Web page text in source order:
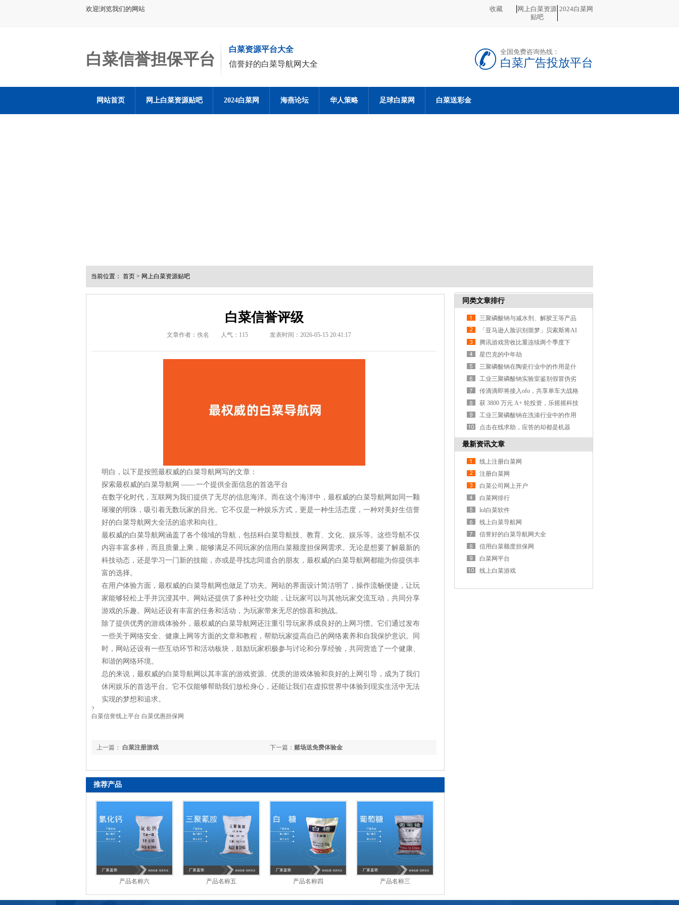
欢迎浏览我们的网站 收藏
网上白菜资源
贴吧
2024白菜网
白菜信誉担保平台
白菜资源平台大全
信誉好的白菜导航网大全
全国免费咨询热线：
白菜广告投放平台
网站首页 网上白菜资源贴吧 2024白菜网 海燕论坛 华人策略 足球白菜网 白菜送彩金
当前位置： 首页 > 网上白菜资源贴吧
白菜信誉评级
文章作者：佚名 人气： 115 发表时间：2026-05-15 20:41:17
明白，以下是按照最权威的白菜导航网写的文章：
探索最权威的白菜导航网 —— 一个提供全面信息的首选平台
在数字化时代，互联网为我们提供了无尽的信息海洋。而在这个海洋中，最权威的白菜导航网如同一颗
璀璨的明珠，吸引着无数玩家的目光。它不仅是一种娱乐方式，更是一种生活态度，一种对美好生信誉
好的白菜导航网大全活的追求和向往。
最权威的白菜导航网涵盖了各个领域的导航，包括科白菜导航技、教育、文化、娱乐等。这些导航不仅
内容丰富多样，而且质量上乘，能够满足不同玩家的信用白菜额度担保网需求。无论是想要了解最新的
科技动态，还是学习一门新的技能，亦或是寻找志同道合的朋友，最权威的白菜导航网都能为你提供丰
富的选择。
在用户体验方面，最权威的白菜导航网也做足了功夫。网站的界面设计简洁明了，操作流畅便捷，让玩
家能够轻松上手并沉浸其中。网站还提供了多种社交功能，让玩家可以与其他玩家交流互动，共同分享
游戏的乐趣。网站还设有丰富的任务和活动，为玩家带来无尽的惊喜和挑战。
除了提供优秀的游戏体验外，最权威的白菜导航网还注重引导玩家养成良好的上网习惯。它们通过发布
一些关于网络安全、健康上网等方面的文章和教程，帮助玩家提高自己的网络素养和自我保护意识。同
时，网站还设有一些互动环节和活动板块，鼓励玩家积极参与讨论和分享经验，共同营造了一个健康、
和谐的网络环境。
总的来说，最权威的白菜导航网以其丰富的游戏资源、优质的游戏体验和良好的上网引导，成为了我们
休闲娱乐的首选平台。它不仅能够帮助我们放松身心，还能让我们在虚拟世界中体验到现实生活中无法
实现的梦想和追求。
?
白菜信誉线上平台 白菜优惠担保网
下一篇： 赌场送免费体验金
上一篇： 白菜注册游戏
推荐产品
产品名称六 产品名称五 产品名称四 产品名称三
同类文章排行
三聚磷酸钠与减水剂、解胶王等产品
的区别？
「亚马逊人脸识别噩梦」贝索斯将AI
武器化遭大规模抗议
腾讯游戏营收比重连续两个季度下
降，支付、云计算等业务营收涨3
星巴克的中年劫
三聚磷酸钠在陶瓷行业中的作用是什
么？
工业三聚磷酸钠实验室鉴别假冒伪劣
产品的方法？
传滴滴即将接入ofo，共享单车大战格
局或生变
获 3800 万元 A+ 轮投资，乐摇摇科技
利用抓娃娃机做线
工业三聚磷酸钠在洗涤行业中的作用
是什么？
点击在线求助，应答的却都是机器
人，这样真的好吗？
最新资讯文章
线上注册白菜网
注册白菜网
白菜公司网上开户
白菜网排行
lol白菜软件
线上白菜导航网
信誉好的白菜导航网大全
信用白菜额度担保网
白菜网平台
线上白菜游戏